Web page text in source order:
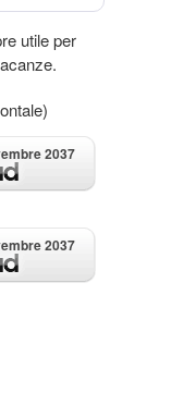
utile per
2037
2037